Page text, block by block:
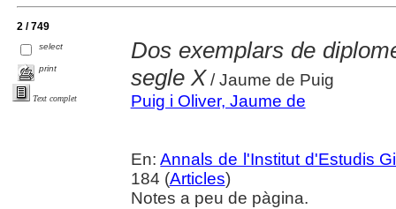
2 / 749
select
print
Text complet
Dos exemplars de
segle X / Jaume de Puig
Puig i Oliver, Jaume de
En:Annals de l'Institut d'Estudis
184 (Articles)
Notes a peu de pàgina.